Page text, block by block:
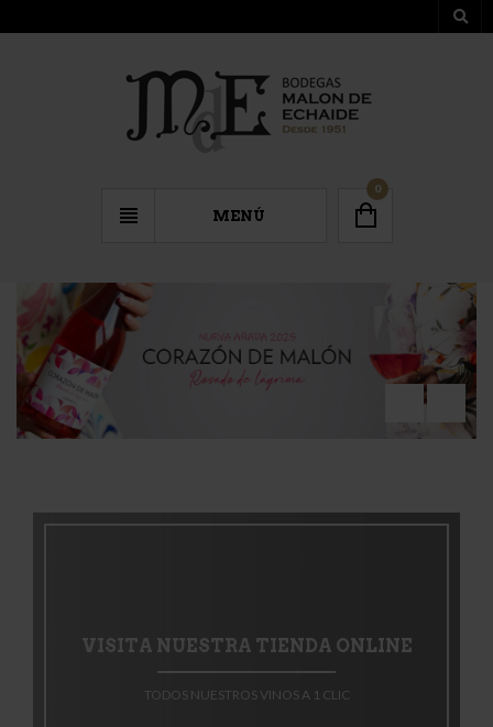
MENÚ
0
VISITA NUESTRA TIENDA ONLINE
TODOS NUESTROS VINOS A 1 CLIC